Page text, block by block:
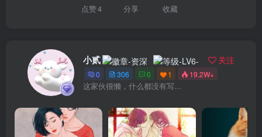
点赞4 分享 收藏
小贰 关注
0 306 0 1 19.2W+
这家伙很懒，什么都没有写...